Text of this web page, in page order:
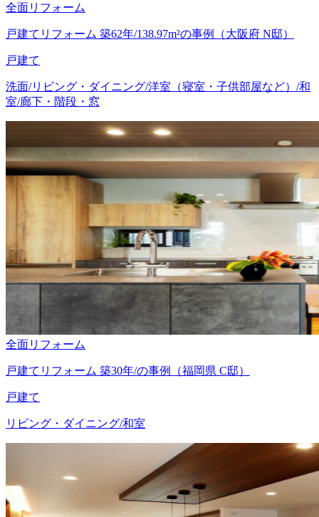
全面リフォーム
戸建てリフォーム 築62年/138.97m²の事例（大阪府 N邸）
戸建て
洗面/リビング・ダイニング/洋室（寝室・子供部屋など）/和
室/廊下・階段・窓
全面リフォーム
戸建てリフォーム 築30年/の事例（福岡県 C邸）
戸建て
リビング・ダイニング/和室